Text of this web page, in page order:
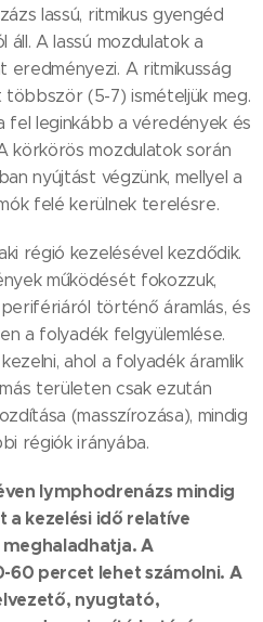
lassú, ritmikus gyengéd
A lassú mozdulatok a
eredményezi. A ritmikusság
(5-7) ismételjük meg.
fel leginkább a véredények és
körkörös mozdulatok során
nyújtást végzünk, mellyel a
felé kerülnek terelésre.
régió kezelésével kezdődik.
működését fokozzuk,
történő áramlás, és
a folyadék felgyülemlése.
ahol a folyadék áramlik
területen csak ezután
(masszírozása), mindig
régiók irányába.
lymphodrenázs mindig
kezelési idő relatíve
A
60 percet lehet számolni. A
nyugtató,